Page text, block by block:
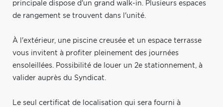
principale dispose d'un grand walk-in. Plusieurs espaces
de rangement se trouvent dans l'unité.
À l'extérieur, une piscine creusée et un espace terrasse
vous invitent à profiter pleinement des journées
ensoleillées. Possibilité de louer un 2e stationnement, à
valider auprès du Syndicat.
Le seul certificat de localisation qui sera fourni à